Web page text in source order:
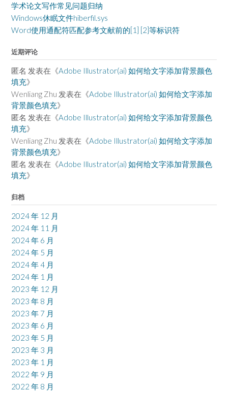
学术论文写作常见问题归纳
Windows休眠文件hiberfil.sys
Word使用通配符匹配参考文献前的[1] [2]等标识符
近期评论
匿名 发表在《Adobe Illustrator(ai) 如何给文字添加背景颜色
填充》
Wenliang Zhu 发表在《Adobe Illustrator(ai) 如何给文字添加
背景颜色填充》
匿名 发表在《Adobe Illustrator(ai) 如何给文字添加背景颜色
填充》
Wenliang Zhu 发表在《Adobe Illustrator(ai) 如何给文字添加
背景颜色填充》
匿名 发表在《Adobe Illustrator(ai) 如何给文字添加背景颜色
填充》
归档
2024 年 12 月
2024 年 11 月
2024 年 6 月
2024 年 5 月
2024 年 4 月
2024 年 1 月
2023 年 12 月
2023 年 8 月
2023 年 7 月
2023 年 6 月
2023 年 5 月
2023 年 3 月
2023 年 1 月
2022 年 9 月
2022 年 8 月